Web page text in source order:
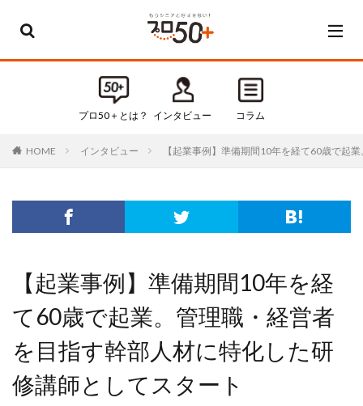
プロ50＋とは？ インタビュー コラム
HOME インタビュー 【起業事例】準備期間10年を経て60歳で起
【起業事例】準備期間10年を経
て60歳で起業。管理職・経営者
を目指す幹部人材に特化した研
修講師としてスタート
すべてのカテゴリ
お知らせ
コラム
セミナー・イベント
タグ
50代 50代起業
60代 60代起業
AI アルバイト
カウンセラー コンサルタント